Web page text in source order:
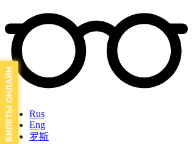
Rus
Eng
罗斯